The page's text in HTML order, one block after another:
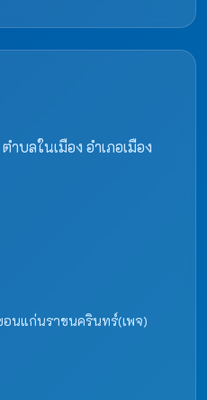
บลในเมือง อำเภอเมือง
อนแก่นราชนครินทร์(เพจ)